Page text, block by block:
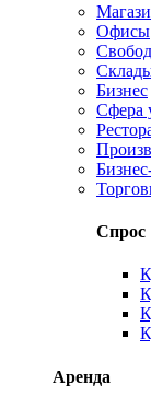
Офисы
Бизнес
Сфера
Спрос
Аренда